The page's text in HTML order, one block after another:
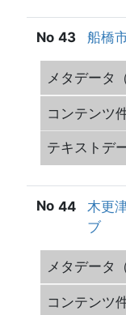
船橋
43
木更
ブ
44